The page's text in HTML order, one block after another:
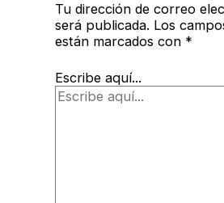
Tu dirección de correo
será publicada. Los
están marcados con *
Escribe aquí...